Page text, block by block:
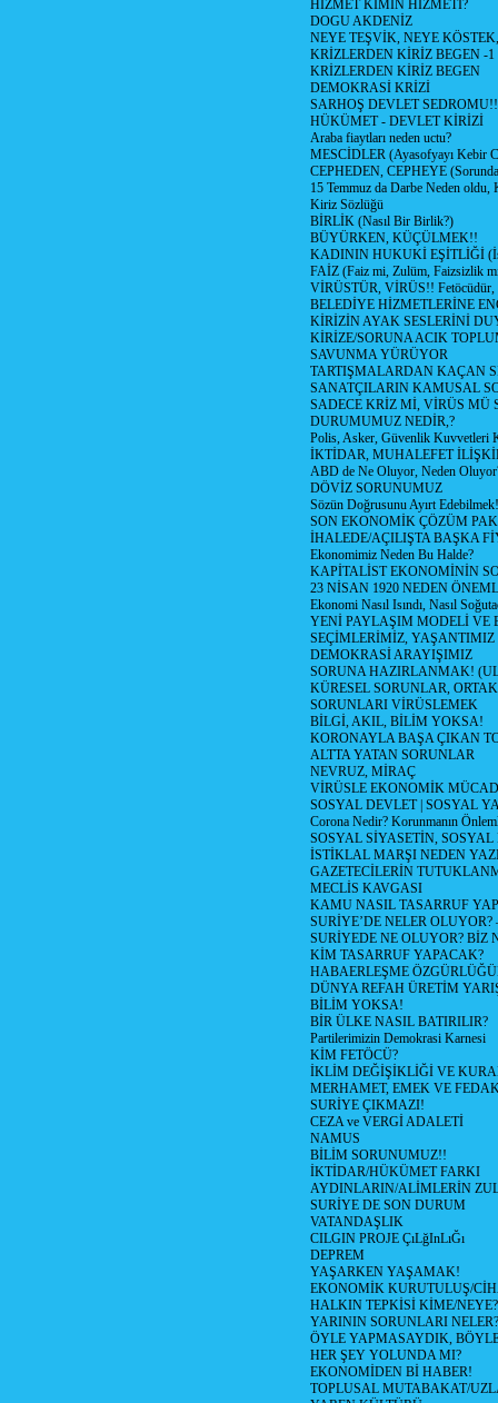
HİZMET KİMİN HİZMETİ?
DOGU AKDENİZ
NEYE TEŞVİK, NEYE
KRİZLERDEN KİRİZ BEGEN -1
KRİZLERDEN KİRİZ BEGEN
DEMOKRASİ KRİZİ
SARHOŞ DEVLET SEDROMU!!
HÜKÜMET - DEVLET KİRİZİ
Araba fiaytları neden uctu?
MESCİDLER (Ayasofyayı Kebir
CEPHEDEN, CEPHEYE
15 Temmuz da Darbe Neden oldu,
Kiriz Sözlüğü
BİRLİK (Nasıl Bir Birlik?)
BÜYÜRKEN, KÜÇÜLMEK!!
KADININ HUKUKİ EŞİTLİĞİ
FAİZ (Faiz mi, Zulüm, Faizsizlik
VİRÜSTÜR, VİRÜS!! Fetöcüdür,
BELEDİYE HİZMETLERİNE
KİRİZİN AYAK SESLERİNİ
KİRİZE/SORUNA ACIK
SAVUNMA YÜRÜYOR
TARTIŞMALARDAN KAÇAN
SANATÇILARIN KAMUSAL
SADECE KRİZ Mİ, VİRÜS MÜ
DURUMUMUZ NEDİR,?
Polis, Asker, Güvenlik Kuvvetleri
İKTİDAR, MUHALEFET
ABD de Ne Oluyor, Neden
DÖVİZ SORUNUMUZ
Sözün Doğrusunu Ayırt Edebilmek!
SON EKONOMİK ÇÖZÜM
İHALEDE/AÇILIŞTA BAŞKA
Ekonomimiz Neden Bu Halde?
KAPİTALİST EKONOMİNİN
23 NİSAN 1920 NEDEN
Ekonomi Nasıl Isındı, Nasıl
YENİ PAYLAŞIM MODELİ VE
SEÇİMLERİMİZ, YAŞANTIMIZ
DEMOKRASİ ARAYIŞIMIZ
SORUNA HAZIRLANMAK!
KÜRESEL SORUNLAR,
SORUNLARI VİRÜSLEMEK
BİLGİ, AKIL, BİLİM YOKSA!
KORONAYLA BAŞA ÇIKAN
ALTTA YATAN SORUNLAR
NEVRUZ, MİRAÇ
VİRÜSLE EKONOMİK
SOSYAL DEVLET | SOSYAL
Corona Nedir? Korunmanın
SOSYAL SİYASETİN,
İSTİKLAL MARŞI NEDEN
GAZETECİLERİN
MECLİS KAVGASI
KAMU NASIL TASARRUF
SURİYE’DE NELER OLUYOR?
SURİYEDE NE OLUYOR? BİZ
KİM TASARRUF YAPACAK?
HABAERLEŞME
DÜNYA REFAH ÜRETİM
BİLİM YOKSA!
BİR ÜLKE NASIL BATIRILIR?
Partilerimizin Demokrasi Karnesi
KİM FETÖCÜ?
İKLİM DEĞİŞİKLİĞİ VE
MERHAMET, EMEK VE
SURİYE ÇIKMAZI!
CEZA ve VERGİ ADALETİ
NAMUS
BİLİM SORUNUMUZ!!
İKTİDAR/HÜKÜMET FARKI
AYDINLARIN/ALİMLERİN
SURİYE DE SON DURUM
VATANDAŞLIK
CILGIN PROJE ÇıLğInLıĞı
DEPREM
YAŞARKEN YAŞAMAK!
EKONOMİK KURUTULUŞ/
HALKIN TEPKİSİ KİME/NEYE?
YARININ SORUNLARI NELER?
ÖYLE YAPMASAYDIK,
HER ŞEY YOLUNDA MI?
EKONOMİDEN Bİ HABER!
TOPLUSAL MUTABAKAT/